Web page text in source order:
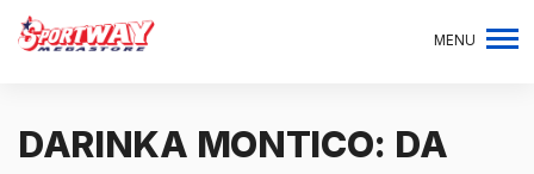
MENU
DARINKA MONTICO: DA